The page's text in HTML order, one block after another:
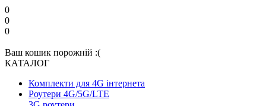
0
0
0
Ваш кошик порожній :(
КАТАЛОГ
Комплекти для 4G інтернета
Роутери 4G/5G/LTE